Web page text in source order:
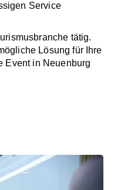
Service
tätig.
Lösung für Ihre
Event in Neuenburg